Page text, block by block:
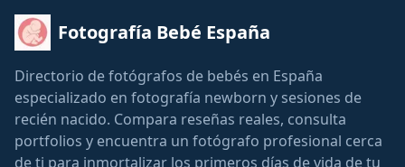
Fotografía Bebé España
Directorio de fotógrafos de bebés en España
especializado en fotografía newborn y sesiones de
recién nacido. Compara reseñas reales, consulta
portfolios y encuentra un fotógrafo profesional cerca
de ti para inmortalizar los primeros días de vida de tu